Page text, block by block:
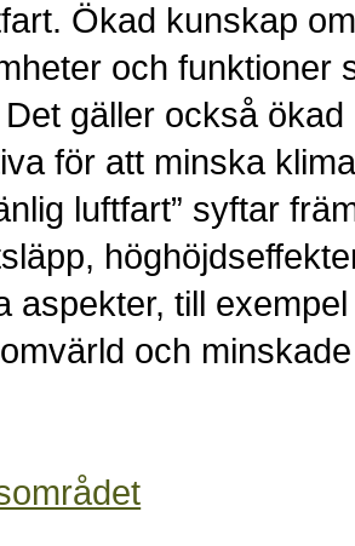
Ökad kunskap
och funktioner
gäller också
för att minska
luftfart” syftar
aspekter, till
och